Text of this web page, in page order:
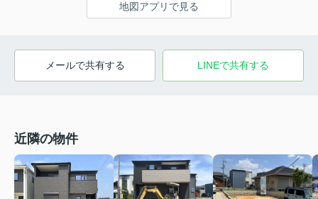
地図アプリで見る
メールで共有する LINEで共有する
近隣の物件